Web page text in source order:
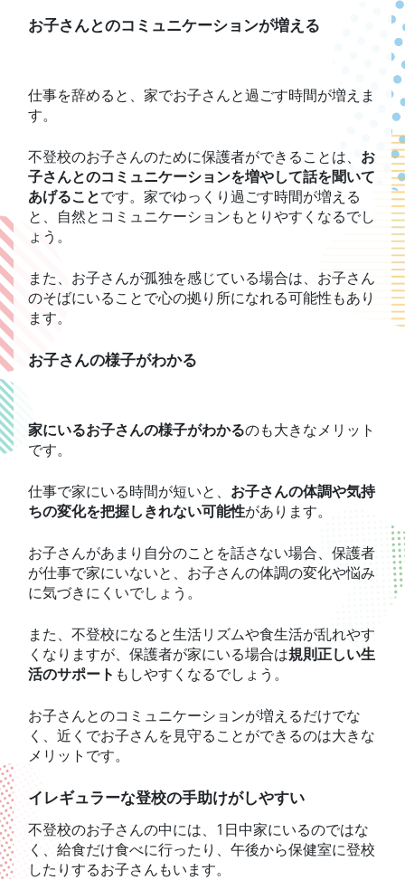
お子さんとのコミュニケーションが増える
仕事を辞めると、家でお子さんと過ごす時間が増えま
す。
不登校のお子さんのために保護者ができることは、 お
子さんとのコミュニケーションを増やして話を聞いて
あげることです。家でゆっくり過ごす時間が増える
と、自然とコミュニケーションもとりやすくなるでし
ょう。
また、お子さんが孤独を感じている場合は、お子さん
のそばにいることで心の拠り所になれる可能性もあり
ます。
お子さんの様子がわかる
家にいるお子さんの様子がわかるのも大きなメリット
です。
仕事で家にいる時間が短いと、 お子さんの体調や気持
ちの変化を把握しきれない可能性があります。
お子さんがあまり自分のことを話さない場合、保護者
が仕事で家にいないと、お子さんの体調の変化や悩み
に気づきにくいでしょう。
また、不登校になると生活リズムや食生活が乱れやす
くなりますが、保護者が家にいる場合は規則正しい生
活のサポート もしやすくなるでしょう。
お子さんとのコミュニケーションが増えるだけでな
く、近くでお子さんを見守ることができるのは大きな
メリットです。
イレギュラーな登校の手助けがしやすい
不登校のお子さんの中には、1日中家にいるのではな
く、給食だけ食べに行ったり、午後から保健室に登校
したりするお子さんもいます。